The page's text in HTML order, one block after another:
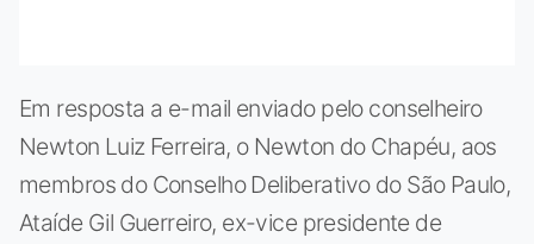
Em resposta a e-mail enviado pelo conselheiro
Newton Luiz Ferreira, o Newton do Chapéu, aos
membros do Conselho Deliberativo do São Paulo,
Ataíde Gil Guerreiro, ex-vice presidente de